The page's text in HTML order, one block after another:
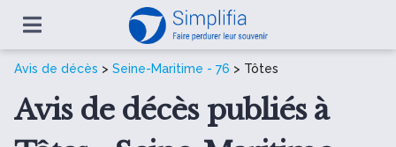
Avis de décès > Seine-Maritime - 76 > Tôtes
Avis de décès publiés à